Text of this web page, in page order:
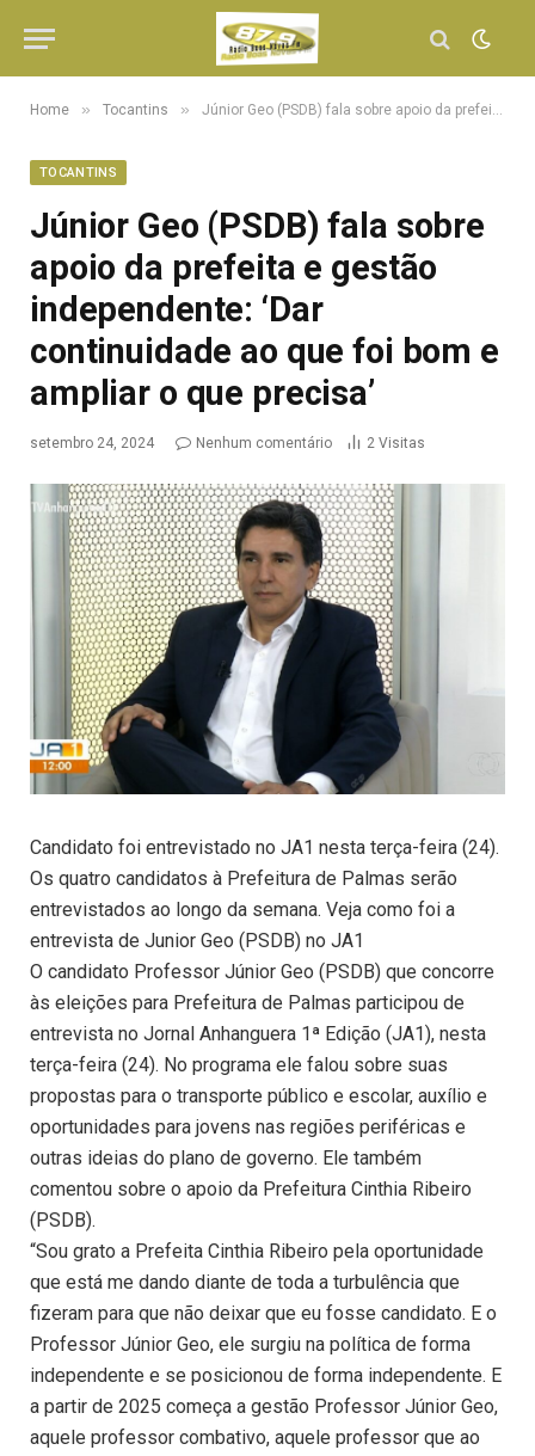
Home » Tocantins » Júnior Geo (PSDB) fala sobre apoio da prefeita e gestão independente: ‘Dar continuidade ao que foi bom e ampliar o que precisa’
TOCANTINS
Júnior Geo (PSDB) fala sobre
apoio da prefeita e gestão
independente: ‘Dar
continuidade ao que foi bom e
ampliar o que precisa’
setembro 24, 2024 Nenhum comentário 2 Visitas
Candidato foi entrevistado no JA1 nesta terça-feira (24).
Os quatro candidatos à Prefeitura de Palmas serão
entrevistados ao longo da semana. Veja como foi a
entrevista de Junior Geo (PSDB) no JA1
O candidato Professor Júnior Geo (PSDB) que concorre
às eleições para Prefeitura de Palmas participou de
entrevista no Jornal Anhanguera 1ª Edição (JA1), nesta
terça-feira (24). No programa ele falou sobre suas
propostas para o transporte público e escolar, auxílio e
oportunidades para jovens nas regiões periféricas e
outras ideias do plano de governo. Ele também
comentou sobre o apoio da Prefeitura Cinthia Ribeiro
(PSDB).
“Sou grato a Prefeita Cinthia Ribeiro pela oportunidade
que está me dando diante de toda a turbulência que
fizeram para que não deixar que eu fosse candidato. E o
Professor Júnior Geo, ele surgiu na política de forma
independente e se posicionou de forma independente. E
a partir de 2025 começa a gestão Professor Júnior Geo,
aquele professor combativo, aquele professor que ao